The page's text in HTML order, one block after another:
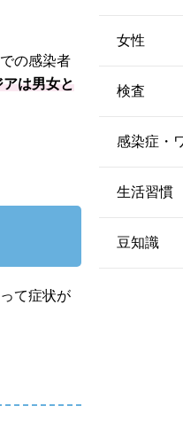
の感染者
は男女と
て症状が
女性
検査
感染症・
生活習慣
豆知識